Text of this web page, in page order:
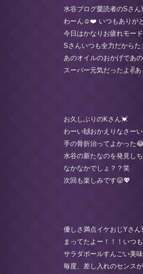
水谷ブログ愛読者のSさん
わーん☺️❤️ いつもありが
今日はかなりお疲れモー
Sさんいつも全力だから
あのオイルのおかげであ
スーパー元気だったよ✌️
お久しぶりのKさん💓
わーい🙌おかえりなさー
手の骨折治ってよかった
水谷の新たなのを発見し
なかなかでしょ？？笑
次回も楽しみです😛💖
優しさ満点イケおじYさん
まってたよー！！！いつ
サラダボールすんごい美
毎度、差し入れのセンス